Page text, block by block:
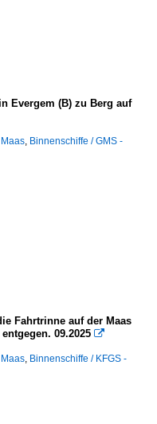
Evergem (B) zu Berg auf
, Binnenschiffe / GMS -
Fahrtrinne auf der Maas
09.2025 
, Binnenschiffe / KFGS -